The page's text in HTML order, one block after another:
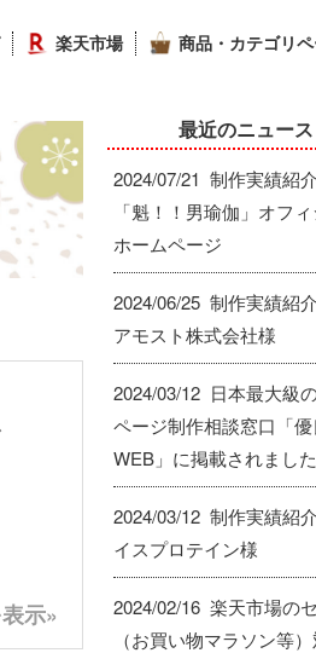
商品・カテゴリ
楽天市場
示»
最近のニュース
2024/07/21 制作実績紹
「魁！！男瑜伽」オフ
ホームページ
2024/06/25 制作実績紹
アモスト株式会社様
2024/03/12 日本最大級
ページ制作相談窓口「優
WEB」に掲載されました
2024/03/12 制作実績紹
イスプロテイン様
2024/02/16 楽天市場の
（お買い物マラソン等